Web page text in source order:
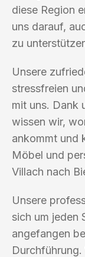
diese Region
uns darauf,
zu
Unsere
stressfreien
mit uns. Dank
wissen wir,
ankommt und
Möbel und
Villach nach
Unsere
sich um jeden
angefangen